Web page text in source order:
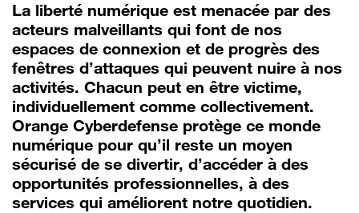
La liberté numérique est menacée par des
acteurs malveillants qui font de nos
espaces de connexion et de progrès des
fenêtres d’attaques qui peuvent nuire à nos
activités. Chacun peut en être victime,
individuellement comme collectivement.
Orange Cyberdefense protège ce monde
numérique pour qu’il reste un moyen
sécurisé de se divertir, d’accéder à des
opportunités professionnelles, à des
services qui améliorent notre quotidien.